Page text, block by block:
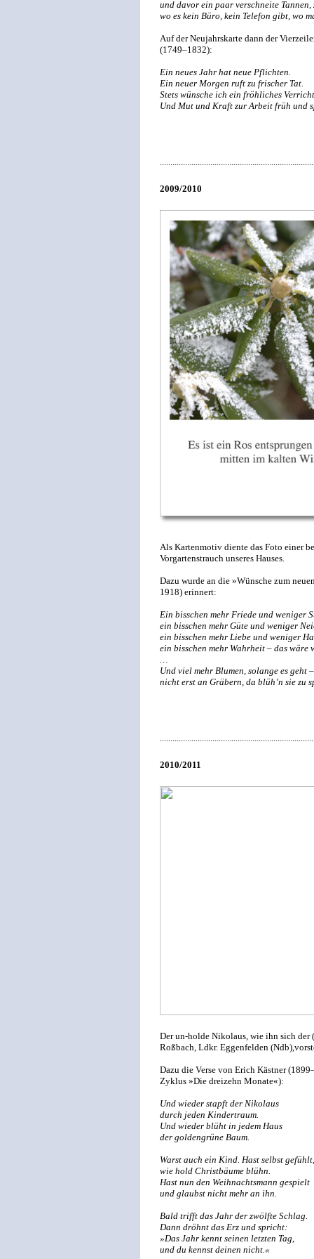
und davor ein paar verschneite
wo es kein Büro, kein Telefon gibt, wo
Auf der Neujahrskarte dann der
(1749–1832):
Ein neues Jahr hat neue Pflichten.
Ein neuer Morgen ruft zu frischer Tat.
Stets wünsche ich ein fröhliches
Und Mut und Kraft zur Arbeit früh und
2009/2010
Als Kartenmotiv diente das Foto einer
Vorgartenstrauch unseres Hauses.
Dazu wurde an die »Wünsche zum
1918) erinnert:
Ein bisschen mehr Friede und weniger
ein bisschen mehr Güte und weniger
ein bisschen mehr Liebe und weniger
ein bisschen mehr Wahrheit – das wäre
…
Und viel mehr Blumen, solange es geht –
nicht erst an Gräbern, da blüh’n sie zu
2010/2011
Der un-holde Nikolaus, wie ihn sich der
Roßbach, Ldkr. Eggenfelden
Dazu die Verse von Erich Kästner
Zyklus »Die dreizehn Monate«):
Und wieder stapft der Nikolaus
durch jeden Kindertraum.
Und wieder blüht in jedem Haus
der goldengrüne Baum.
Warst auch ein Kind. Hast selbst gefühlt,
wie hold Christbäume blühn.
Hast nun den Weihnachtsmann gespielt
und glaubst nicht mehr an ihn.
Bald trifft das Jahr der zwölfte Schlag.
Dann dröhnt das Erz und spricht:
»Das Jahr kennt seinen letzten Tag,
und du kennst deinen nicht.«